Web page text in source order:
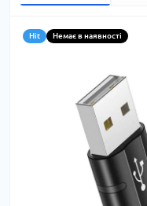
Hit Немає в наявності